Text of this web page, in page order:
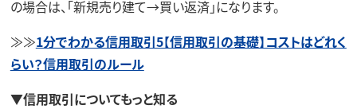
の場合は、「新規売り建て→買い返済」になります。
≫≫1分でわかる信用取引5【信用取引の基礎】コストはどれく
らい？信用取引のルール
▼信用取引についてもっと知る